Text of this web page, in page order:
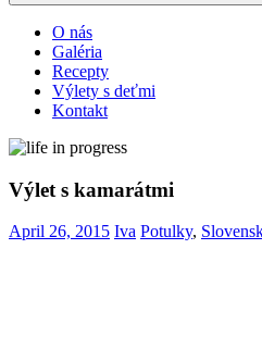
O nás
Galéria
Recepty
Výlety s deťmi
Kontakt
Výlet s kamarátmi
April 26, 2015 Iva Potulky,